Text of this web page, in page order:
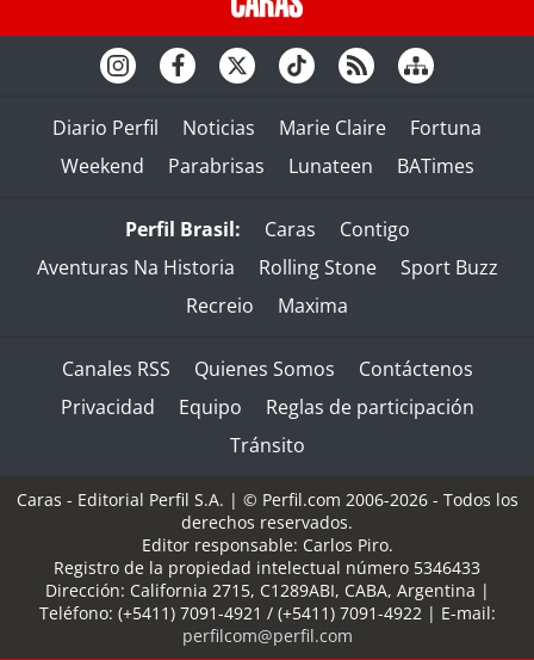
Diario Perfil Noticias Marie Claire
Fortuna
Weekend
Parabrisas Lunateen BATimes
Perfil Brasil: Caras
Contigo
Aventuras Na Historia
Rolling Stone
Sport Buzz
Recreio
Maxima
Canales RSS Quienes Somos
Contáctenos
Privacidad
Equipo
Reglas de participación
Tránsito
Caras - Editorial Perfil S.A. | © Perfil.com 2006-2026 - Todos los
derechos reservados.
Editor responsable: Carlos Piro.
Registro de la propiedad intelectual número 5346433
Dirección: California 2715, C1289ABI, CABA, Argentina |
Teléfono: (+5411) 7091-4921 / (+5411) 7091-4922 | E-mail:
perfilcom@perfil.com